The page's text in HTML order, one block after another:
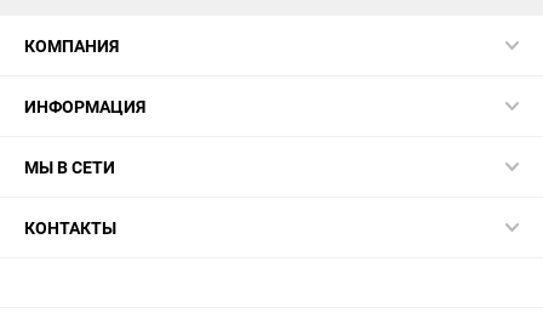
КОМПАНИЯ
ИНФОРМАЦИЯ
МЫ В СЕТИ
КОНТАКТЫ